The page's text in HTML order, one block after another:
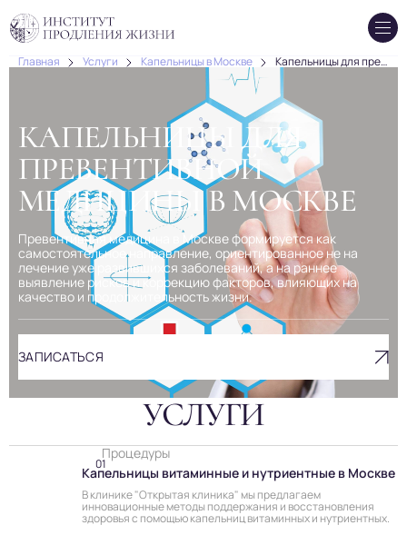
Главная Услуги Капельницы в Москве Капельницы для превентивной медицины в Москве
КАПЕЛЬНИЦЫ ДЛЯ
ПРЕВЕНТИВНОЙ
МЕДИЦИНЫ В МОСКВЕ
Превентивная медицина в Москве формируется как
самостоятельное направление, ориентированное не на
лечение уже развившихся заболеваний, а на раннее
выявление рисков и коррекцию факторов, влияющих на
качество и продолжительность жизни.
ЗАПИСАТЬСЯ
УСЛУГИ
Процедуры
Капельницы витаминные и нутриентные в Москве
В клинике "Открытая клиника" мы предлагаем
инновационные методы поддержания и восстановления
здоровья с помощью капельниц витаминных и нутриентных.
01